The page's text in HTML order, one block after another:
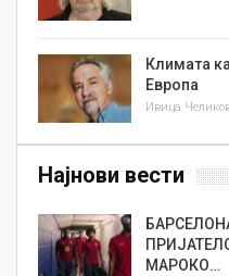
Климата
Европа
Ивица
Најнови вести
МАРОКО…